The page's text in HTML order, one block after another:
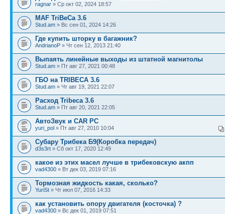
ragnar » Ср окт 02, 2024 18:57
MAF TriBeCa 3.6
Stud.am » Вс сен 01, 2024 14:26
Где купить шторку в багажник?
AndrianoP » Чт сен 12, 2013 21:40
Выпаять линейные выходы из штатной магнитолы
Stud.am » Пт авг 27, 2021 00:48
ГБО на TRIBECA 3.6
Stud.am » Чт авг 19, 2021 22:07
Расход Tribeca 3.6
Stud.am » Пт авг 20, 2021 22:05
АвтоЗвук и CAR PC
yuri_pol » Пт авг 27, 2010 10:04
Субару Трибека Б9(Коробка передач)
d3s3rt » Сб окт 17, 2020 12:49
какое из этих масел лучше в трибековскую акпп
vad4300 » Вт дек 03, 2019 07:16
Тормозная жидкость какая, сколько?
YuriSt » Чт июл 07, 2016 14:33
как установить опору двигателя (косточка) ?
vad4300 » Вс дек 01, 2019 07:51